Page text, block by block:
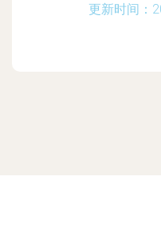
更新时间：